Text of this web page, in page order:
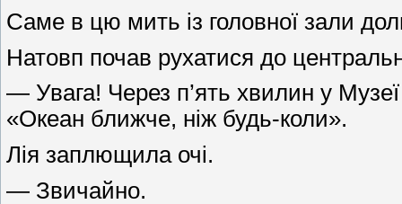
Саме в цю мить із головної зали
Натовп почав рухатися до
— Увага! Через п’ять хвилин у
«Океан ближче, ніж будь-коли».
Лія заплющила очі.
— Звичайно.